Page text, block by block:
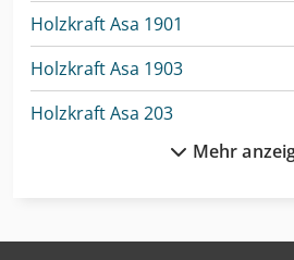
Holzkraft Asa 1901
Holzkraft Asa 1903
Holzkraft Asa 203
Holzkraft Asa 2803
Holzkraft Asa 7703
Mehr